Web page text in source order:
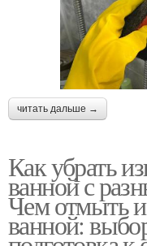
читать дальше →
Как убрать
ванной с
Чем отмыть
ванной: